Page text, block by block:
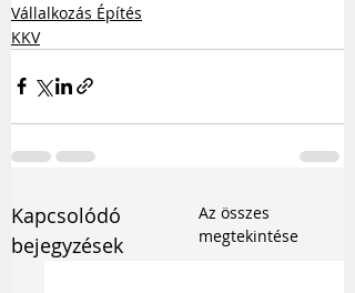
Vállalkozás Építés
KKV
Kapcsolódó
bejegyzések
Az összes
megtekintése